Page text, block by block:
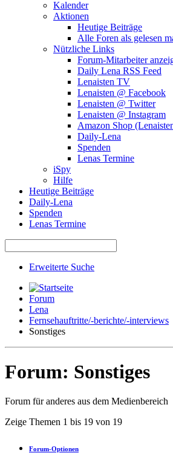
Kalender
Aktionen
Heutige Beiträge
Alle Foren als gelesen
Nützliche Links
Forum-Mitarbeiter
Daily Lena RSS Feed
Lenaisten TV
Lenaisten @ Facebook
Lenaisten @ Twitter
Lenaisten @ Instagram
Amazon Shop
Daily-Lena
Spenden
Lenas Termine
iSpy
Hilfe
Heutige Beiträge
Daily-Lena
Spenden
Lenas Termine
Erweiterte Suche
Forum
Lena
Fernsehauftritte/-berichte/-interviews
Sonstiges
Forum: Sonstiges
Forum für anderes aus dem Medienbereich
Zeige Themen 1 bis 19 von 19
Forum-Optionen